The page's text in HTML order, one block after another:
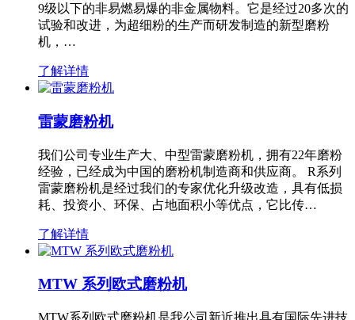
9级以下的非易燃易爆的非金属物料。它是经过20多次的
试验和改进，为超细粉的生产而研发制造的新型磨粉
机，…
了解详情
雷蒙磨粉机
我们公司专业生产大、中型雷蒙磨粉机，拥有22年磨粉
经验，已经成为中国的磨粉机制造商和供应商。 R系列
雷蒙磨粉机是经过我们的专家优化升级改造，具有低损
耗、投资小、环保、占地面积小等优点，它比传…
了解详情
MTW 系列欧式磨粉机